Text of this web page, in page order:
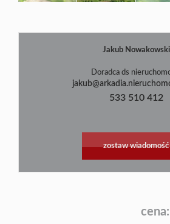
Jakub Nowakowski
Doradca ds
533 510 412
zostaw wiadomość
cena: